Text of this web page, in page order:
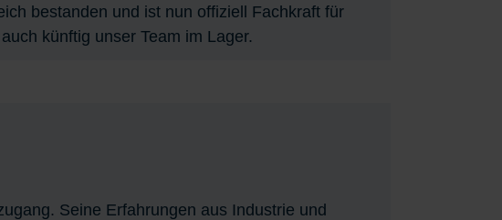
bestanden und ist nun offiziell Fachkraft für
künftig unser Team im Lager.
Seine Erfahrungen aus Industrie und